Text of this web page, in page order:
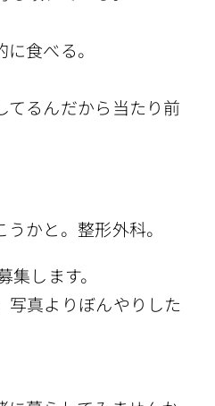
食べる。
てるんだから当たり前
かと。整形外科。
します。
写真よりぼんやりした